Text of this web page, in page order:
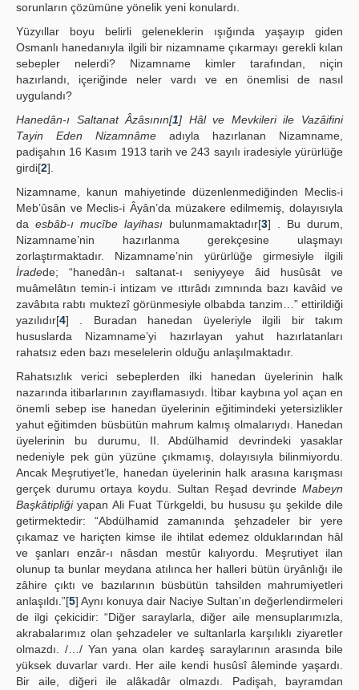
sorunların çözümüne yönelik yeni konulardı.
Yüzyıllar boyu belirli geleneklerin ışığında yaşayıp giden
Osmanlı hanedanıyla ilgili bir nizamname çıkarmayı gerekli kılan
sebepler nelerdi? Nizamname kimler tarafından, niçin
hazırlandı, içeriğinde neler vardı ve en önemlisi de nasıl
uygulandı?
Hanedân-ı Saltanat Âzâsının[1] Hâl ve Mevkileri ile Vazâifini
Tayin Eden Nizamnâme adıyla hazırlanan Nizamname,
padişahın 16 Kasım 1913 tarih ve 243 sayılı iradesiyle yürürlüğe
girdi[2].
Nizamname, kanun mahiyetinde düzenlenmediğinden Meclis-i
Meb’ûsân ve Meclis-i Âyân’da müzakere edilmemiş, dolayısıyla
da esbâb-ı mucîbe layihası bulunmamaktadır[3] . Bu durum,
Nizamname’nin hazırlanma gerekçesine ulaşmayı
zorlaştırmaktadır. Nizamname’nin yürürlüğe girmesiyle ilgili
İradede; “hanedân-ı saltanat-ı seniyyeye âid husûsât ve
muâmelâtın temin-i intizam ve ıttırâdı zımnında bazı kavâid ve
zavâbıta rabtı muktezî görünmesiyle olbabda tanzim…” ettirildiği
yazılıdır[4] . Buradan hanedan üyeleriyle ilgili bir takım
hususlarda Nizamname’yi hazırlayan yahut hazırlatanları
rahatsız eden bazı meselelerin olduğu anlaşılmaktadır.
Rahatsızlık verici sebeplerden ilki hanedan üyelerinin halk
nazarında itibarlarının zayıflamasıydı. İtibar kaybına yol açan en
önemli sebep ise hanedan üyelerinin eğitimindeki yetersizlikler
yahut eğitimden büsbütün mahrum kalmış olmalarıydı. Hanedan
üyelerinin bu durumu, II. Abdülhamid devrindeki yasaklar
nedeniyle pek gün yüzüne çıkmamış, dolayısıyla bilinmiyordu.
Ancak Meşrutiyet’le, hanedan üyelerinin halk arasına karışması
gerçek durumu ortaya koydu. Sultan Reşad devrinde Mabeyn
Başkâtipliğiyapan Ali Fuat Türkgeldi, bu hususu şu şekilde dile
getirmektedir: “Abdülhamid zamanında şehzadeler bir yere
çıkamaz ve hariçten kimse ile ihtilat edemez olduklarından hâl
ve şanları enzâr-ı nâsdan mestûr kalıyordu. Meşrutiyet ilan
olunup ta bunlar meydana atılınca her halleri bütün üryânlığı ile
zâhire çıktı ve bazılarının büsbütün tahsilden mahrumiyetleri
anlaşıldı.”[5] Aynı konuya dair Naciye Sultan’ın değerlendirmeleri
de ilgi çekicidir: “Diğer saraylarla, diğer aile mensuplarımızla,
akrabalarımız olan şehzadeler ve sultanlarla karşılıklı ziyaretler
olmazdı. /…/ Yan yana olan kardeş saraylarının arasında bile
yüksek duvarlar vardı. Her aile kendi husûsî âleminde yaşardı.
Bir aile, diğeri ile alâkadâr olmazdı. Padişah, bayramdan